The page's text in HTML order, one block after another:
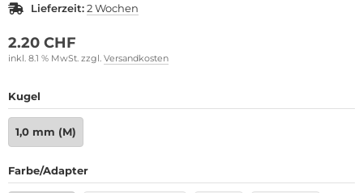
Lieferzeit:2 Wochen
2.20 CHF
inkl. 8.1 % MwSt. zzgl. Versandkosten
Kugel
1,0 mm (M)
Farbe/Adapter